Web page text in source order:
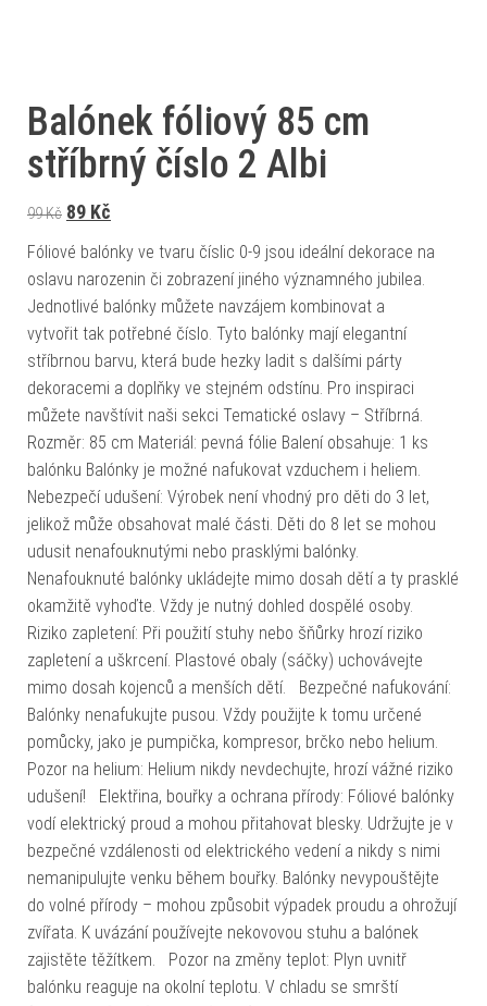
Balónek fóliový 85 cm
stříbrný číslo 2 Albi
99Kč Původní cena byla: 99 Kč.
89 Kč
Fóliové balónky ve tvaru číslic 0-9 jsou ideální dekorace na
oslavu narozenin či zobrazení jiného významného jubilea.
Jednotlivé balónky můžete navzájem kombinovat a
vytvořit tak potřebné číslo. Tyto balónky mají elegantní
stříbrnou barvu, která bude hezky ladit s dalšími párty
dekoracemi a doplňky ve stejném odstínu. Pro inspiraci
můžete navštívit naši sekci Tematické oslavy – Stříbrná.
Rozměr: 85 cm Materiál: pevná fólie Balení obsahuje: 1 ks
balónku Balónky je možné nafukovat vzduchem i heliem.
Nebezpečí udušení: Výrobek není vhodný pro děti do 3 let,
jelikož může obsahovat malé části. Děti do 8 let se mohou
udusit nenafouknutými nebo prasklými balónky.
Nenafouknuté balónky ukládejte mimo dosah dětí a ty prasklé
okamžitě vyhoďte. Vždy je nutný dohled dospělé osoby.
Riziko zapletení: Při použití stuhy nebo šňůrky hrozí riziko
zapletení a uškrcení. Plastové obaly (sáčky) uchovávejte
mimo dosah kojenců a menších dětí. Bezpečné nafukování:
Balónky nenafukujte pusou. Vždy použijte k tomu určené
pomůcky, jako je pumpička, kompresor, brčko nebo helium.
Pozor na helium: Helium nikdy nevdechujte, hrozí vážné riziko
udušení! Elektřina, bouřky a ochrana přírody: Fóliové balónky
vodí elektrický proud a mohou přitahovat blesky. Udržujte je v
bezpečné vzdálenosti od elektrického vedení a nikdy s nimi
nemanipulujte venku během bouřky. Balónky nevypouštějte
do volné přírody – mohou způsobit výpadek proudu a ohrožují
zvířata. K uvázání používejte nekovovou stuhu a balónek
zajistěte těžítkem. Pozor na změny teplot: Plyn uvnitř
balónku reaguje na okolní teplotu. V chladu se smrští